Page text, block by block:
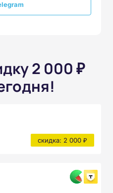
2 000 ₽
скидка: 2 000 ₽